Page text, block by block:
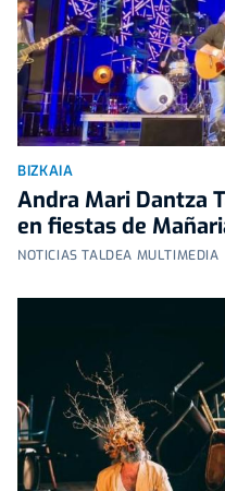
BIZKAIA
Andra Mari Dantza
en fiestas de
NOTICIAS TALDEA MULTIMEDIA